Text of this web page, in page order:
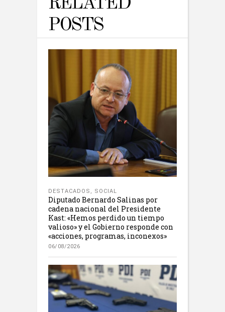
RELATED
POSTS
DESTACADOS , SOCIAL
Diputado Bernardo Salinas por
cadena nacional del Presidente
Kast: «Hemos perdido un tiempo
valioso» y el Gobierno responde con
«acciones, programas, inconexos»
06/08/2026